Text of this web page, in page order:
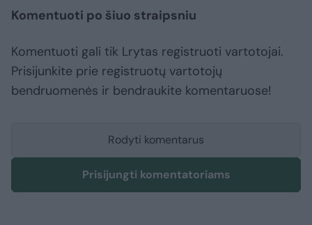
Komentuoti po šiuo straipsniu
Komentuoti gali tik Lrytas registruoti vartotojai.
Prisijunkite prie registruotų vartotojų
bendruomenės ir bendraukite komentaruose!
Rodyti komentarus
Prisijungti komentatoriams